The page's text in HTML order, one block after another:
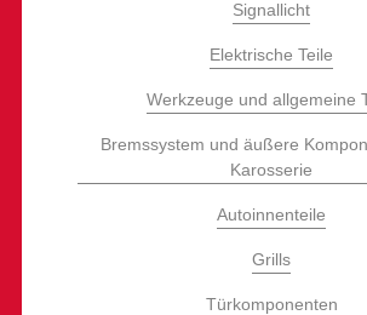
Signallicht
Elektrische Teile
Werkzeuge und allgemeine
Bremssystem und äußere
Karosserie
Autoinnenteile
Grills
Türkomponenten